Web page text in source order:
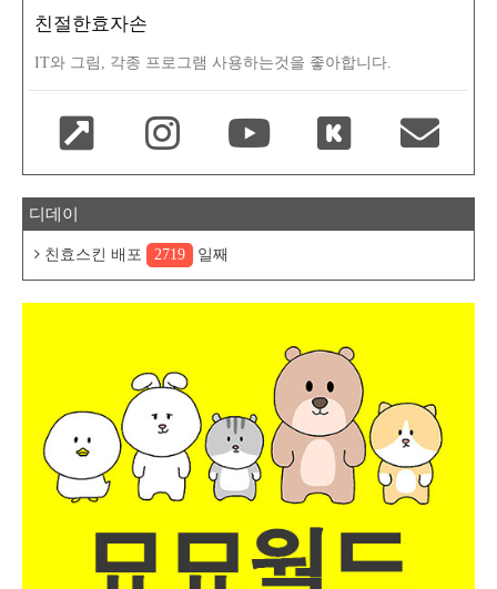
친절한효자손
IT와 그림, 각종 프로그램 사용하는것을 좋아합니다.
디데이
친효스킨 배포 2719 일째